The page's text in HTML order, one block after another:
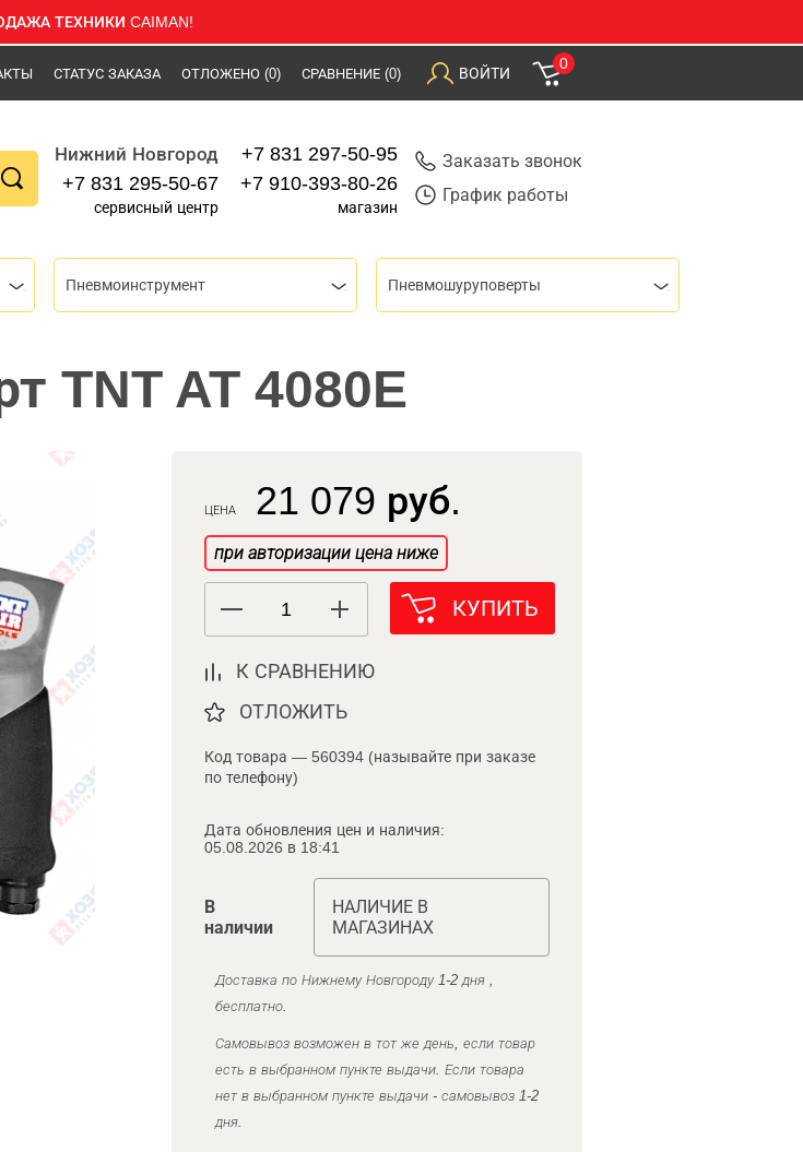
ТЕХНИКИ CAIMAN!
СТАТУС ЗАКАЗА ОТЛОЖЕНО (0) СРАВНЕНИЕ (0) ВОЙТИ
0
Нижний Новгород
+7 831 295-50-67
сервисный центр
+7 831 297-50-95
+7 910-393-80-26
магазин
Заказать звонок
График работы
Пневмоинструмент Пневмошуруповерты
TNT AT 4080E
ЦЕНА 21 079 руб.
при авторизации цена ниже
КУПИТЬ
К СРАВНЕНИЮ
ОТЛОЖИТЬ
Код товара — 560394 (называйте при заказе
по телефону)
Дата обновления цен и наличия:
05.08.2026 в 18:41
В
наличии
НАЛИЧИЕ В
МАГАЗИНАХ
Доставка по Нижнему Новгороду 1-2 дня ,
бесплатно.
Самовывоз возможен в тот же день, если товар
есть в выбранном пункте выдачи. Если товара
нет в выбранном пункте выдачи - самовывоз 1-2
дня.